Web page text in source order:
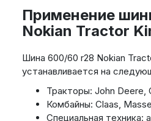
Применение
Nokian Tractor
Шина 600/60 r28 Nokian
устанавливается на
Тракторы: John Deere,
Комбайны: Claas,
Специальная техника: